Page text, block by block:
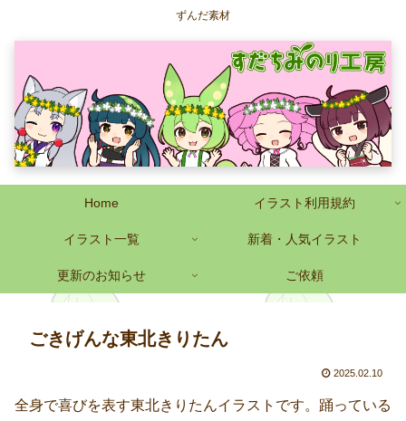
ずんだ素材
Home イラスト利用規約
イラスト一覧 新着・人気イラスト
更新のお知らせ ご依頼
ごきげんな東北きりたん
2025.02.10
全身で喜びを表す東北きりたんイラストです。踊っている